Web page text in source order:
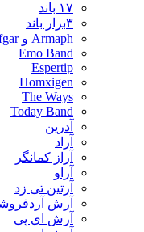
۱۷ باند
۳برار باند
Armaph و Afgar
Emo Band
Espertip
Homxigen
The Ways
Today Band
آدرین
آراد
آراز کمانگر
آراو
آرتین تی زد
آرش
آرش ای پی